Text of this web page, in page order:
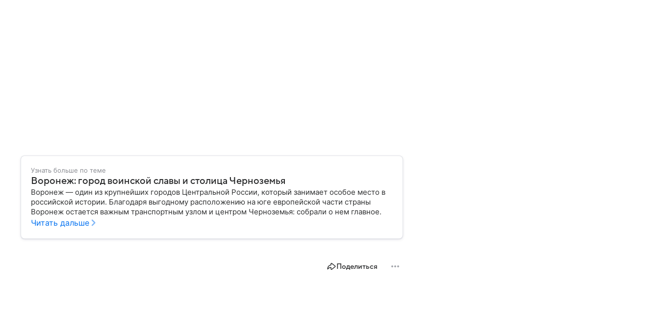
Узнать больше по теме
Воронеж: город воинской славы и столица Черноземья
Воронеж — один из крупнейших городов Центральной России, который занимает особое место в
российской истории. Благодаря выгодному расположению на юге европейской части страны
Воронеж остается важным транспортным узлом и центром Черноземья: собрали о нем главное.
Читать дальше
Поделиться